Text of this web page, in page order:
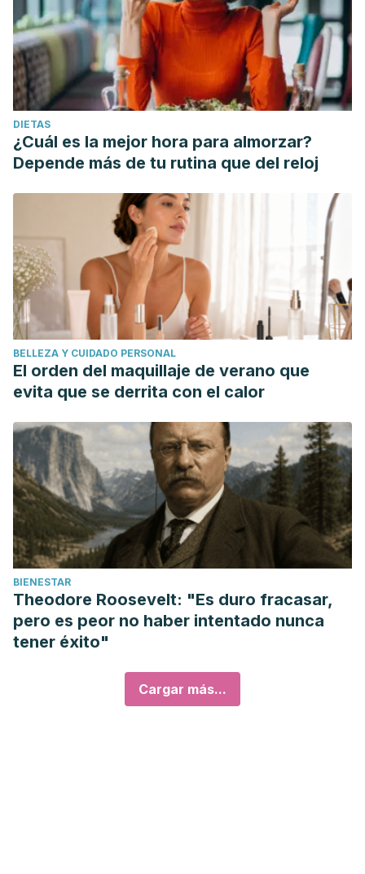
DIETAS
¿Cuál es la mejor hora para almorzar?
Depende más de tu rutina que del reloj
BELLEZA Y CUIDADO PERSONAL
El orden del maquillaje de verano que
evita que se derrita con el calor
BIENESTAR
Theodore Roosevelt: "Es duro fracasar,
pero es peor no haber intentado nunca
tener éxito"
Cargar más...